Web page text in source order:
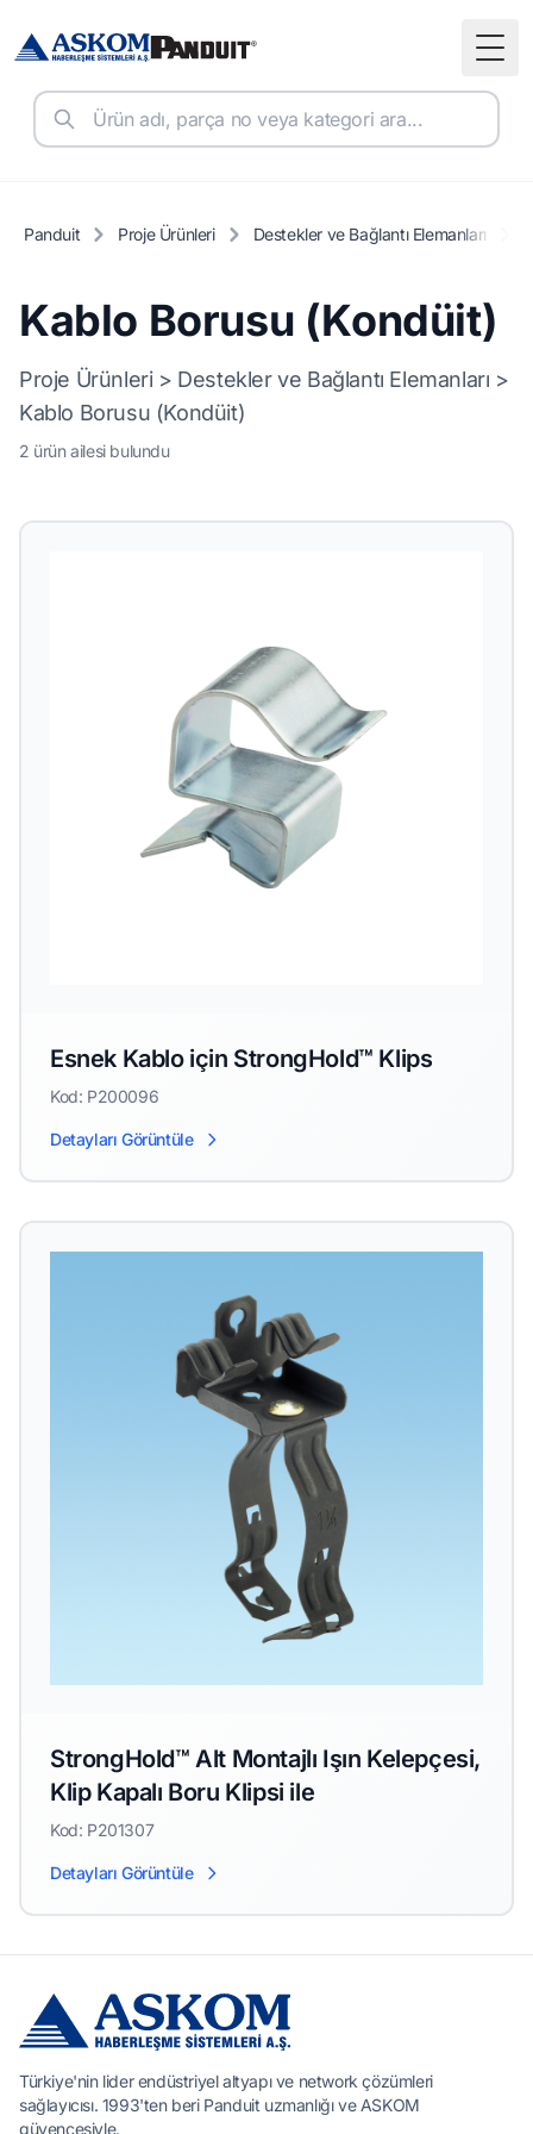
Panduit Proje Ürünleri Destekler ve Bağlantı Elemanları
Kablo Borusu (Kondüit)
Proje Ürünleri > Destekler ve Bağlantı Elemanları >
Kablo Borusu (Kondüit)
2 ürün ailesi bulundu
Esnek Kablo için StrongHold™ Klips
Kod: P200096
Detayları Görüntüle
StrongHold™ Alt Montajlı Işın Kelepçesi,
Klip Kapalı Boru Klipsi ile
Kod: P201307
Detayları Görüntüle
Türkiye'nin lider endüstriyel altyapı ve network çözümleri
sağlayıcısı. 1993'ten beri Panduit uzmanlığı ve ASKOM
güvencesiyle.